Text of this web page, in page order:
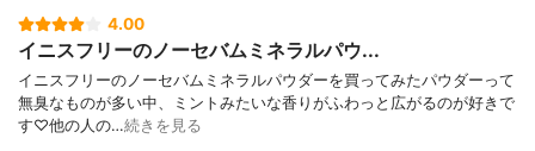
4.00
イニスフリーのノーセバムミネラルパウ...
イニスフリーのノーセバムミネラルパウダーを買ってみたパウダーって
無臭なものが多い中、ミントみたいな香りがふわっと広がるのが好きで
す♡他の人の…続きを見る